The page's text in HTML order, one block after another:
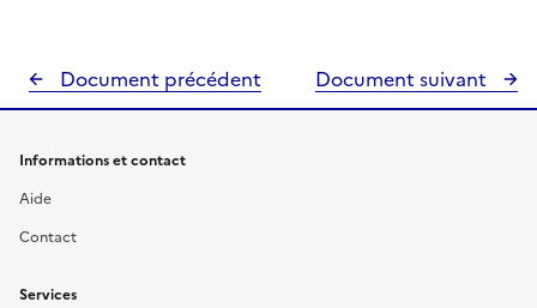
Document précédent Document suivant
Informations et contact
Aide
Contact
Services